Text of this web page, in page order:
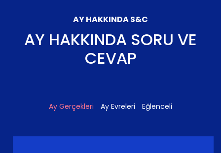
AY HAKKINDA S&C
AY HAKKINDA SORU VE
CEVAP
Ay Gerçekleri Ay Evreleri Eğlenceli